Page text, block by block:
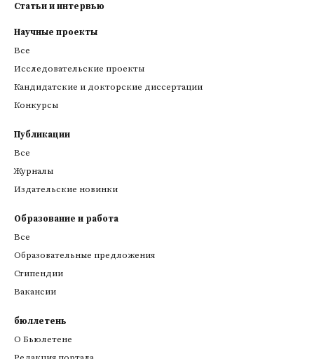
Статьи и интервью
Научные проекты
Все
Исследовательские проекты
Кандидатские и докторские диссертации
Конкурсы
Публикации
Все
Журналы
Издательские новинки
Образование и работа
Все
Образовательные предложения
Стипендии
Вакансии
бюллетень
О Бьюлетене